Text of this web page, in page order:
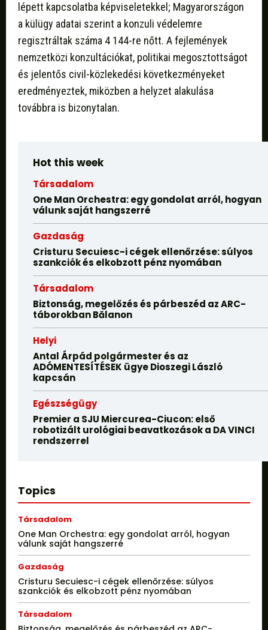
lépett kapcsolatba képviseletekkel; Magyarországon
a külügy adatai szerint a konzuli védelemre
regisztráltak száma 4 144-re nőtt. A fejlemények
nemzetközi konzultációkat, politikai megosztottságot
és jelentős civil-közlekedési következményeket
eredményeztek, miközben a helyzet alakulása
továbbra is bizonytalan.
Hot this week
Társadalom
One Man Orchestra: egy gondolat arról, hogyan
válunk saját hangszerré
Gazdaság
Cristuru Secuiesc-i cégek ellenőrzése: súlyos
szankciók és elkobzott pénz nyomában
Társadalom
Biztonság, megelőzés és párbeszéd az ARC-
táborokban Bălanon
Helyi
Antal Árpád polgármester és az
ADÓMENTESÍTÉSEK ügye Dioszegi László
kapcsán
Egészségügy
Premier a SJU Miercurea-Ciucon: első
robotizált urológiai beavatkozások a DA VINCI
rendszerrel
Topics
Társadalom
One Man Orchestra: egy gondolat arról, hogyan
válunk saját hangszerré
Gazdaság
Cristuru Secuiesc-i cégek ellenőrzése: súlyos
szankciók és elkobzott pénz nyomában
Társadalom